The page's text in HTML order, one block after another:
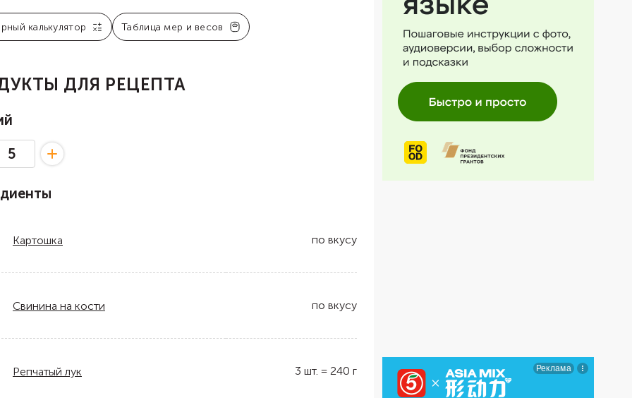
калькулятор Таблица мер и весов
ДЛЯ РЕЦЕПТА
Картошка по вкусу
Свинина на кости по вкусу
Репчатый лук 3 шт. = 240 г